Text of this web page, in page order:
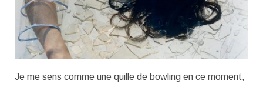
Je me sens comme une quille de bowling en ce moment,